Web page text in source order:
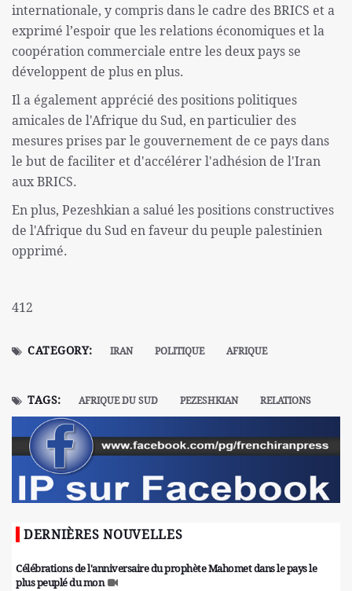
internationale, y compris dans le cadre des BRICS et a
exprimé l’espoir que les relations économiques et la
coopération commerciale entre les deux pays se
développent de plus en plus.
Il a également apprécié des positions politiques
amicales de l'Afrique du Sud, en particulier des
mesures prises par le gouvernement de ce pays dans
le but de faciliter et d'accélérer l'adhésion de l'Iran
aux BRICS.
En plus, Pezeshkian a salué les positions constructives
de l'Afrique du Sud en faveur du peuple palestinien
opprimé.
412
CATEGORY: IRAN POLITIQUE AFRIQUE
TAGS: AFRIQUE DU SUD PEZESHKIAN RELATIONS
DERNIÈRES NOUVELLES
Célébrations de l'anniversaire du prophète Mahomet dans le pays le
plus peuplé du mon